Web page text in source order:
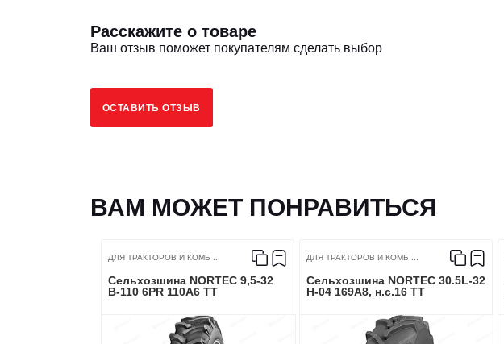
Расскажите о товаре
Ваш отзыв поможет покупателям сделать выбор
ОСТАВИТЬ ОТЗЫВ
ВАМ МОЖЕТ ПОНРАВИТЬСЯ
ДЛЯ ТРАКТОРОВ И КОМБ ...
Сельхозшина NORTEC 9,5-32
В-110 6PR 110A6 TT
ДЛЯ ТРАКТОРОВ И КОМБ ...
Сельхозшина NORTEC 30.5L-32
Н-04 169A8, н.с.16 ТТ